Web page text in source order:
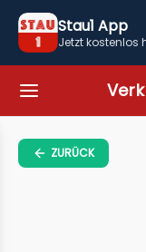
Stau1 App
Jetzt kostenlos
ZURÜCK